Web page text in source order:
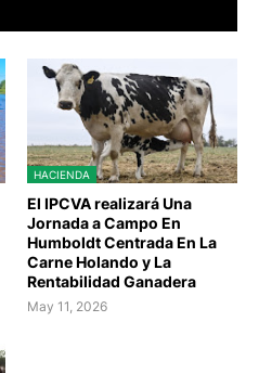
HACIENDA
El IPCVA realizará Una
Jornada a Campo En
Humboldt Centrada En La
Carne Holando y La
Rentabilidad Ganadera
May 11, 2026